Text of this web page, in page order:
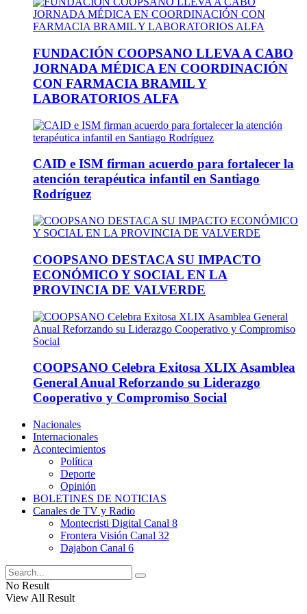
FUNDACIÓN COOPSANO LLEVA A CABO
JORNADA MÉDICA EN COORDINACIÓN
CON FARMACIA BRAMIL Y
LABORATORIOS ALFA
CAID e ISM firman acuerdo para fortalecer la
atención terapéutica infantil en Santiago
Rodríguez
COOPSANO DESTACA SU IMPACTO
ECONÓMICO Y SOCIAL EN LA
PROVINCIA DE VALVERDE
COOPSANO Celebra Exitosa XLIX Asamblea
General Anual Reforzando su Liderazgo
Cooperativo y Compromiso Social
Nacionales
Internacionales
Acontecimientos
Política
Deporte
Opinión
BOLETINES DE NOTICIAS
Canales de TV y Radio
Montecristi Digital Canal 8
Frontera Visión Canal 32
Dajabon Canal 6
No Result
View All Result